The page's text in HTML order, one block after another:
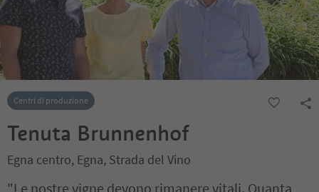
Centri di produzione
Tenuta Brunnenhof
Egna centro, Egna, Strada del Vino
"Le nostre vigne devono rimanere vitali. Quanta